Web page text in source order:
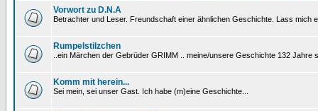
Vorwort zu D.N.A
Betrachter und Leser. Freundschaft einer ähnlichen Geschichte. Lass mich
Rumpelstilzchen
..ein Märchen der Gebrüder GRIMM .. meine/unsere Geschichte 132 Jahre
Komm mit herein...
Sei mein, sei unser Gast. Ich habe (m)eine Geschichte...